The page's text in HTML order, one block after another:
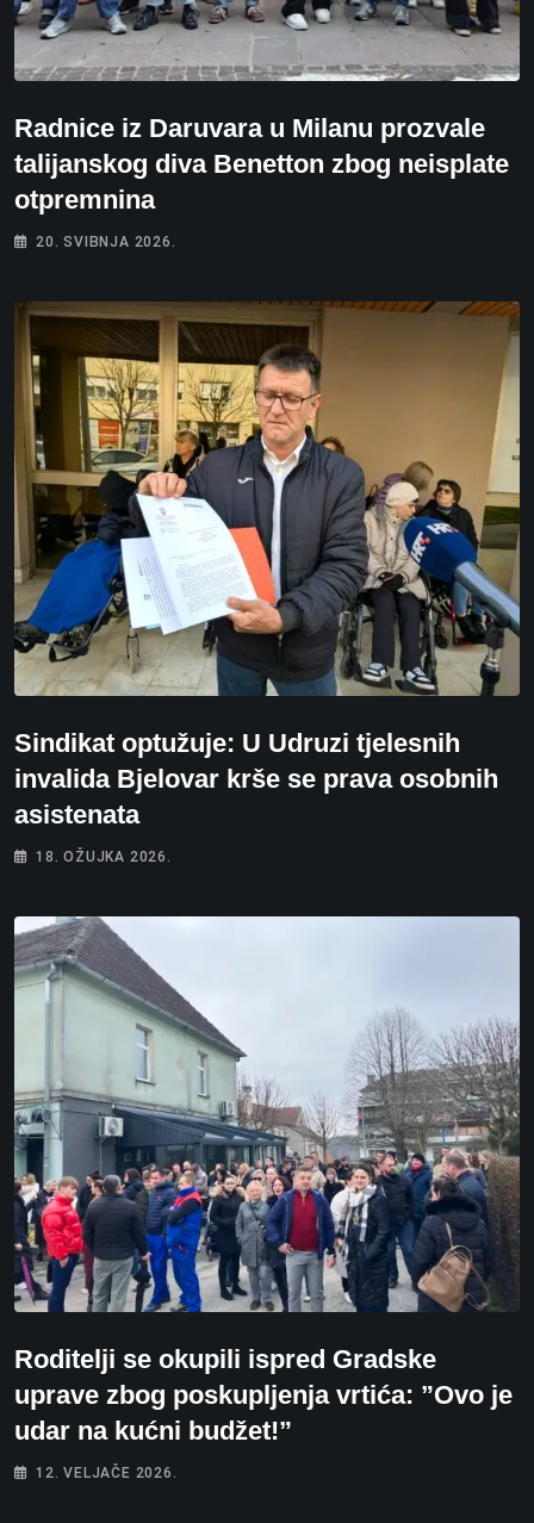
Radnice iz Daruvara u Milanu prozvale
talijanskog diva Benetton zbog neisplate
otpremnina
20. SVIBNJA 2026.
Sindikat optužuje: U Udruzi tjelesnih
invalida Bjelovar krše se prava osobnih
asistenata
18. OŽUJKA 2026.
Roditelji se okupili ispred Gradske
uprave zbog poskupljenja vrtića: ”Ovo je
udar na kućni budžet!”
12. VELJAČE 2026.